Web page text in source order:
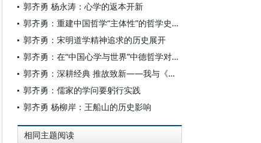
郭齐勇 杨永涛：心学的返本开新
郭齐勇：重建中国哲学“主体性”的哲学史书写
郭齐勇：宋明道学精神追求的历史展开
郭齐勇：在“中国心学与世界”中德哲学对话开幕式上的讲话
郭齐勇：深耕经典 推故致新——我与《船山学刊》
郭齐勇：儒家的学问要躬行实践
郭齐勇 杨柳岸：王船山的历史影响
相同主题阅读